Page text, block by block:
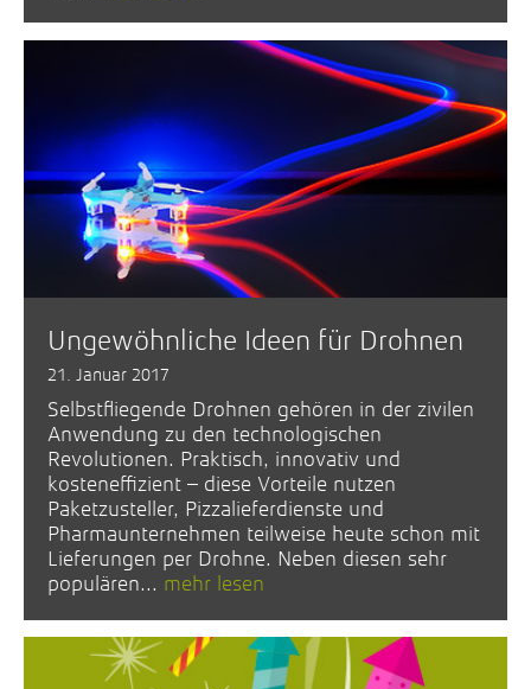
Ungewöhnliche Ideen für Drohnen
21. Januar 2017
Selbstfliegende Drohnen gehören in der zivilen
Anwendung zu den technologischen
Revolutionen. Praktisch, innovativ und
kosteneffizient – diese Vorteile nutzen
Paketzusteller, Pizzalieferdienste und
Pharmaunternehmen teilweise heute schon mit
Lieferungen per Drohne. Neben diesen sehr
populären... mehr lesen